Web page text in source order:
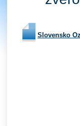
Slovensko